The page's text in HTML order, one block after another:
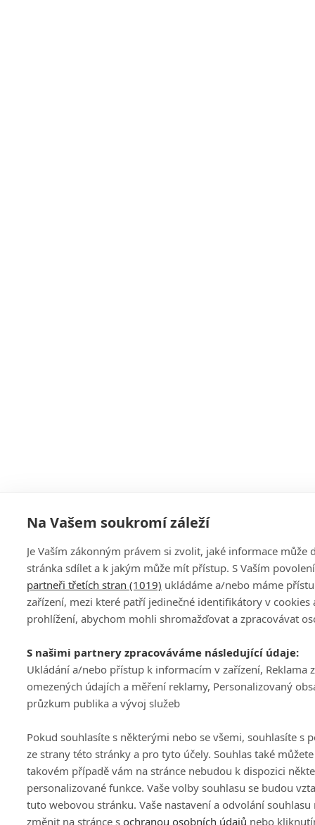
Na Vašem soukromí záleží
Je Vaším zákonným právem si zvolit, jaké informace může
stránka sdílet a k jakým může mít přístup. S Vaším
partneři třetích stran (1019) ukládáme a/nebo máme
zařízení, mezi které patří jedinečné identifikátory v cookies
prohlížení, abychom mohli shromažďovat a zpracovávat
S našimi partnery zpracováváme následující údaje:
Ukládání a/nebo přístup k informacím v zařízení, Reklama
omezených údajích a měření reklamy, Personalizovaný
průzkum publika a vývoj služeb
Pokud souhlasíte s některými nebo se všemi, souhlasíte s
ze strany této stránky a pro tyto účely. Souhlas také
takovém případě vám na stránce nebudou k dispozici
personalizované funkce. Vaše volby souhlasu se budou
tuto webovou stránku. Vaše nastavení a odvolání
změnit na stránce s ochranou osobních údajů nebo